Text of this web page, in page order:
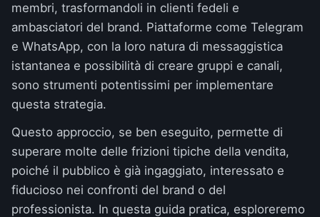
membri, trasformandoli in clienti fedeli e
ambasciatori del brand. Piattaforme come Telegram
e WhatsApp, con la loro natura di messaggistica
istantanea e possibilità di creare gruppi e canali,
sono strumenti potentissimi per implementare
questa strategia.
Questo approccio, se ben eseguito, permette di
superare molte delle frizioni tipiche della vendita,
poiché il pubblico è già ingaggiato, interessato e
fiducioso nei confronti del brand o del
professionista. In questa guida pratica, esploreremo